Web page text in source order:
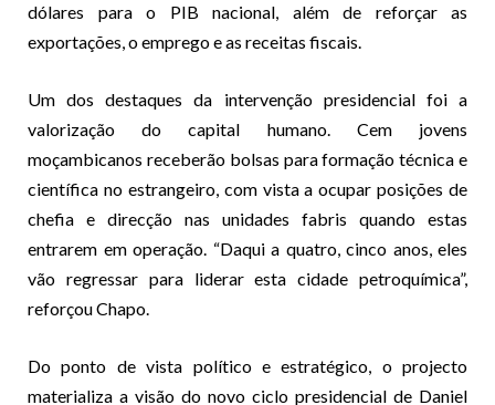
dólares para o PIB nacional, além de reforçar as
exportações, o emprego e as receitas fiscais.
Um dos destaques da intervenção presidencial foi a
valorização do capital humano. Cem jovens
moçambicanos receberão bolsas para formação técnica e
científica no estrangeiro, com vista a ocupar posições de
chefia e direcção nas unidades fabris quando estas
entrarem em operação. “Daqui a quatro, cinco anos, eles
vão regressar para liderar esta cidade petroquímica”,
reforçou Chapo.
Do ponto de vista político e estratégico, o projecto
materializa a visão do novo ciclo presidencial de Daniel